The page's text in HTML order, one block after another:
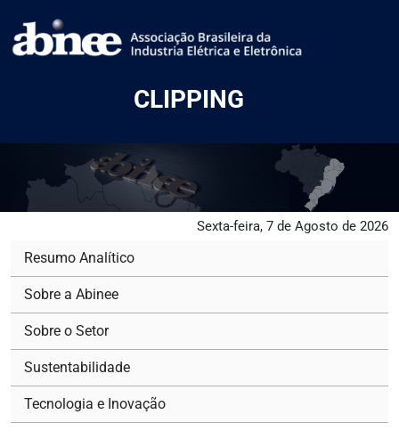
CLIPPING
Sexta-feira, 7 de Agosto de 2026
Resumo Analítico
Sobre a Abinee
Sobre o Setor
Sustentabilidade
Tecnologia e Inovação